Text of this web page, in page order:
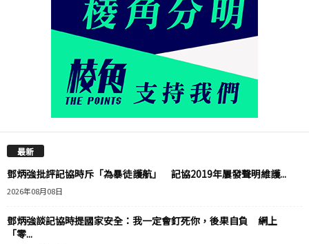
最新
鄧炳強批評記協時斥「為暴徒護航」 記協2019年屢發聲明維護...
2026年08月08日
鄧炳強談記協時提國家安全：我一定會釘死你，後果自負 網上
「零...